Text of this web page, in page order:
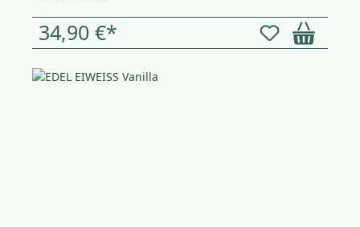
34,90 €*